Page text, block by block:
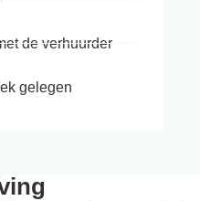
de verhuurder
gelegen